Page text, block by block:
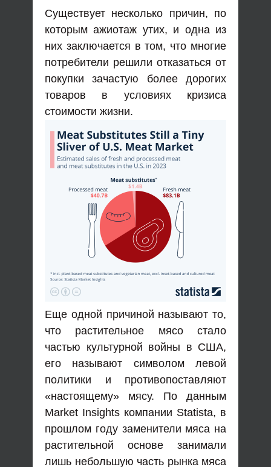
Существует несколько причин, по
которым ажиотаж утих, и одна из
них заключается в том, что многие
потребители решили отказаться от
покупки зачастую более дорогих
товаров в условиях кризиса
стоимости жизни.
Еще одной причиной называют то,
что растительное мясо стало
частью культурной войны в США,
его называют символом левой
политики и противопоставляют
«настоящему» мясу. По данным
Market Insights компании Statista, в
прошлом году заменители мяса на
растительной основе занимали
лишь небольшую часть рынка мяса